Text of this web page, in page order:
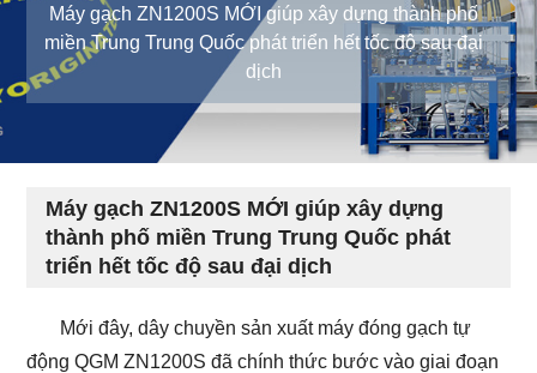
Máy gạch ZN1200S MỚI giúp xây dựng thành phố
miền Trung Trung Quốc phát triển hết tốc độ sau đại
dịch
Máy gạch ZN1200S MỚI giúp xây dựng
thành phố miền Trung Trung Quốc phát
triển hết tốc độ sau đại dịch
Mới đây, dây chuyền sản xuất máy đóng gạch tự
động QGM ZN1200S đã chính thức bước vào giai đoạn